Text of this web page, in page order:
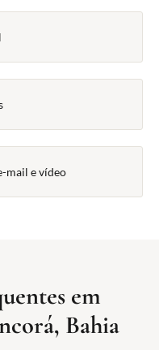
mail e vídeo
em
Bahia